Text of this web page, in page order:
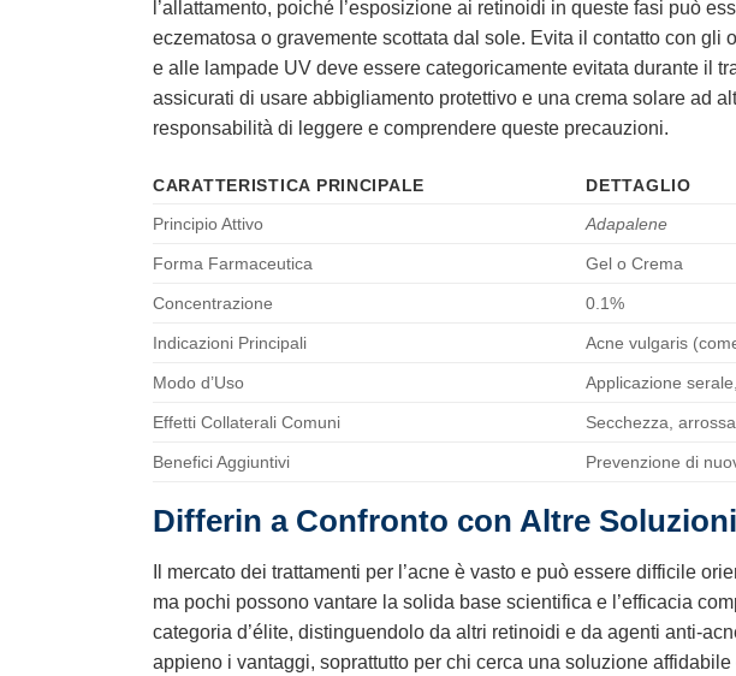
l’allattamento, poiché l’esposizione ai retinoidi in queste fasi può
eczematosa o gravemente scottata dal sole. Evita il contatto con
e alle lampade UV deve essere categoricamente evitata durante il
assicurati di usare abbigliamento protettivo e una crema solare ad
responsabilità di leggere e comprendere queste precauzioni.
CARATTERISTICA PRINCIPALE
DETTAGLIO
Principio Attivo
Adapalene
Forma Farmaceutica Gel o Crema
Concentrazione 0.1%
Indicazioni Principali Acne vulgaris
Modo d’Uso Applicazione
Effetti Collaterali Comuni Secchezza,
Benefici Aggiuntivi Prevenzione di
Differin a Confronto con Altre
Il mercato dei trattamenti per l’acne è vasto e può essere difficile
ma pochi possono vantare la solida base scientifica e l’efficacia
categoria d’élite, distinguendolo da altri retinoidi e da agenti anti-
appieno i vantaggi, soprattutto per chi cerca una soluzione